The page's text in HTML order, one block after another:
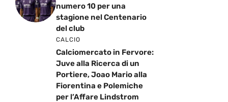
numero 10 per una
stagione nel Centenario
del club
CALCIO
Calciomercato in Fervore:
Juve alla Ricerca di un
Portiere, Joao Mario alla
Fiorentina e Polemiche
per l’Affare Lindstrom